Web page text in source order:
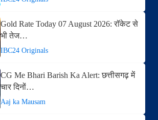
Gold Rate Today 07 August 2026: रॉकेट से
भी तेज…
IBC24 Originals
CG Me Bhari Barish Ka Alert: छत्तीसगढ़ में
चार दिनों…
Aaj ka Mausam